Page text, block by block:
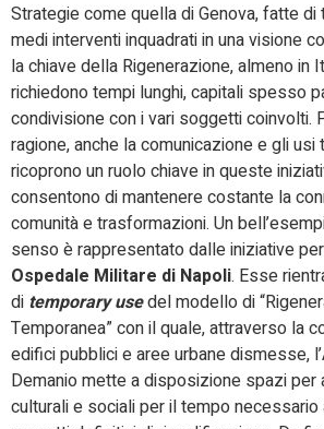
Strategie come quella di Genova, fatte di
medi interventi inquadrati in una visione
la chiave della Rigenerazione, almeno in
richiedono tempi lunghi, capitali spesso
condivisione con i vari soggetti coinvolti.
ragione, anche la comunicazione e gli usi
ricoprono un ruolo chiave in queste
consentono di mantenere costante la
comunità e trasformazioni. Un
senso è rappresentato dalle iniziative
Ospedale Militare di Napoli. Esse
di temporary usedel modello di
Temporanea” con il quale, attraverso la
edifici pubblici e aree urbane dismesse,
Demanio mette a disposizione spazi per
culturali e sociali per il tempo